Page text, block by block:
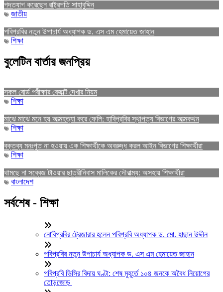
পদত্যাগ করেছেন রাষ্ট্রপতি সাহাবুদ্দিন
জাতীয়
পবিপ্রবির নতুন উপাচার্য অধ্যাপক ড. এস এম হেমায়েত জাহান
শিক্ষা
বুলেটিন বার্তার জনপ্রিয়
সকল বোর্ড পরীক্ষার রেজাল্ট দেখার নিয়ম
শিক্ষা
মাঝে মাঝে মনে হয় আত্মহত্যা করে ফেলি: হাবিপ্রবির স্থাপত্য বিভাগের আত্মকথন
শিক্ষা
বক্তব্য মনঃপুত না হওয়ায় এক শিক্ষার্থীকে অবরুদ্ধ করল আইন বিভাগের শিক্ষার্থীরা
শিক্ষা
থামছে না সব্বেজ টাওয়ার ছাত্রীনিবাস মালিকের দৌরাত্ম্য: অসহায় শিক্ষার্থীরা
বাংলাদেশ
সর্বশেষ - শিক্ষা
নোবিপ্রবির ট্রেজারার হলেন পবিপ্রবি অধ্যাপক ড. মো. হাছান উদ্দীন
পবিপ্রবির নতুন উপাচার্য অধ্যাপক ড. এস এম হেমায়েত জাহান
পবিপ্রবি ভিসির বিদায় ঘণ্টা: শেষ মুহূর্তে ১০৪ জনকে অবৈধ নিয়োগের
তোড়জোড়